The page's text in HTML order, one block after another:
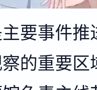
要事件
的重要